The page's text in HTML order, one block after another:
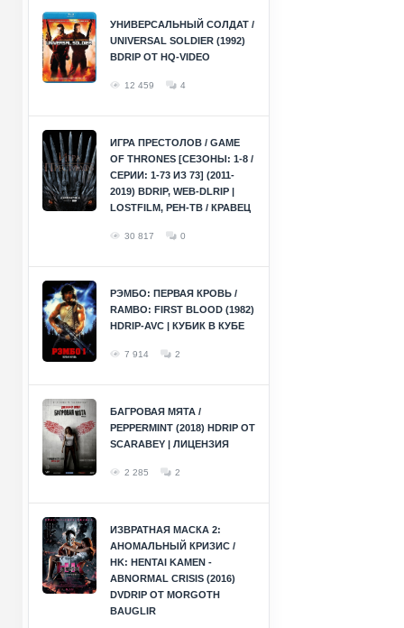
УНИВЕРСАЛЬНЫЙ СОЛДАТ /
UNIVERSAL SOLDIER (1992)
BDRIP ОТ HQ-VIDEO
12 459 4
ИГРА ПРЕСТОЛОВ / GAME
OF THRONES [СЕЗОНЫ: 1-8 /
СЕРИИ: 1-73 ИЗ 73] (2011-
2019) BDRIP, WEB-DLRIP |
LOSTFILM, РЕН-ТВ / КРАВЕЦ
30 817 0
РЭМБО: ПЕРВАЯ КРОВЬ /
RAMBO: FIRST BLOOD (1982)
HDRIP-AVC | КУБИК В КУБЕ
7 914 2
БАГРОВАЯ МЯТА /
PEPPERMINT (2018) HDRIP ОТ
SCARABEY | ЛИЦЕНЗИЯ
2 285 2
ИЗВРАТНАЯ МАСКА 2:
АНОМАЛЬНЫЙ КРИЗИС /
HK: HENTAI KAMEN -
ABNORMAL CRISIS (2016)
DVDRIP ОТ MORGOTH
BAUGLIR